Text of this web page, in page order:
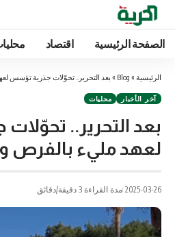
الصفحة الرئيسية اقتصاد
الرئيسية »
Blog
» بعد التحرير.. تحوّلات جذرية تؤسس
آخر الأخبار محليات
بعد التحرير..
لعهد مليء بالفرص
2025-03-26 مدة القراءة 3 دقيقة/دقائق